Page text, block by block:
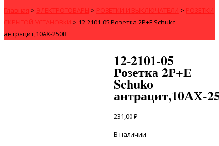
Главная > ЭЛЕКТРОТОВАРЫ > РОЗЕТКИ И ВЫКЛЮЧАТЕЛИ > РОЗЕТКИ
СКРЫТОЙ УСТАНОВКИ > 12-2101-05 Розетка 2Р+Е Schuko
антрацит,10АХ-250В
12-2101-05
Розетка 2Р+Е
Schuko
антрацит,10АХ-
231,00₽
В наличии